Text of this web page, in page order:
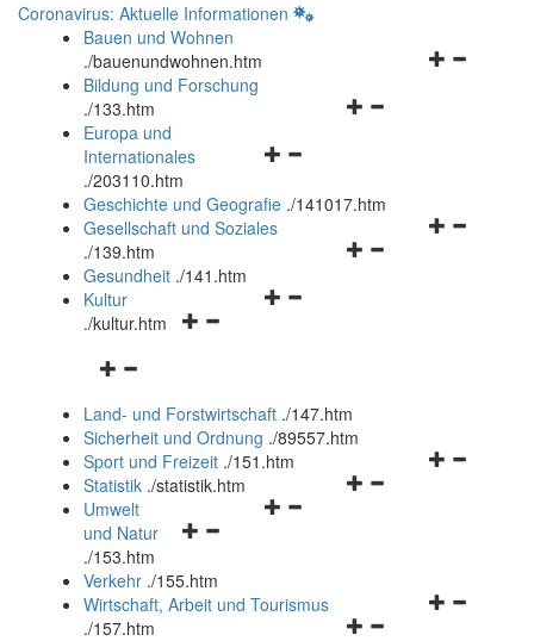
Coronavirus: Aktuelle Informationen
Bauen und Wohnen
./bauenundwohnen.htm
Navigationsmenü
Bildung und Forschung
./133.htm
Navigationsmenü
und
schließen
Europa und
Internationales
./203110.htm
Geschichte und Geografie ./141017.htm
Navigationsmenü
Gesellschaft und Soziales
./139.htm
Navigationsmenü
Gesundheit ./141.htm
Navigationsmenü
Kultur
./kultur.htm
Navigationsmenü
und
schließen
Land- und Forstwirtschaft ./147.htm
Sicherheit und Ordnung ./89557.htm
Navigationsmenü
Sport und Freizeit ./151.htm
Navigationsmenü
Statistik ./statistik.htm
Navigationsmenü
und
schließen
Umwelt
und Natur
./153.htm
Verkehr ./155.htm
Navigationsmenü
Wirtschaft, Arbeit und Tourismus
./157.htm